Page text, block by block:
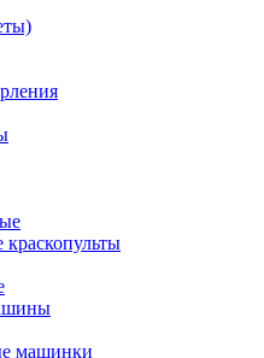
краскопульты
машинки